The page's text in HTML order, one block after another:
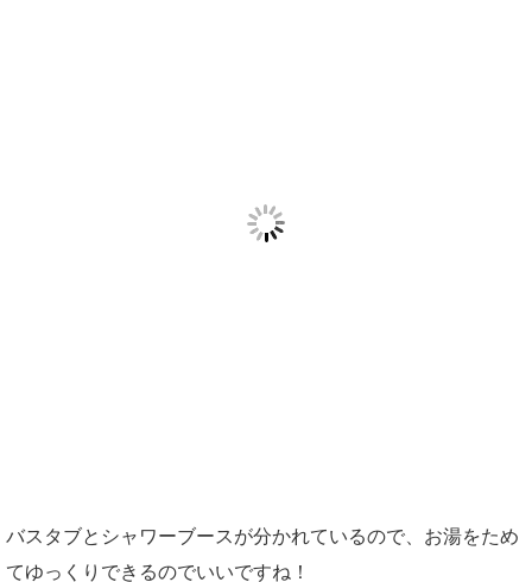
バスタブとシャワーブースが分かれているので、お湯をため
てゆっくりできるのでいいですね！